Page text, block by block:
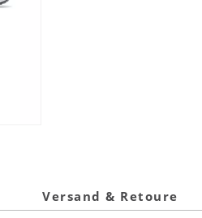
Versand & Retoure